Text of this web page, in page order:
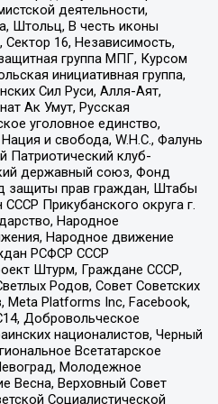
деятельности,
Штольц, В честь иконы
16, Независимость,
группа МПГ, Курсом
инициативная группа,
Сил Руси, Алля-Аят,
Ак Умут, Русская
уголовное единство,
и свобода, W.H.С., Фалунь
Патриотический клуб-
державный союз, Фонд
защиты прав граждан, Штабы
Прикубанского округа г.
Народное
Народное движение
РСФСР СССР
Штурм, Граждане СССР,
Родов, Совет Советских
Meta Platforms Inc, Facebook,
Добровольческое
националистов, Черный
Всетатарское
Молодежное
Весна, Верховный Совет
Социалистической